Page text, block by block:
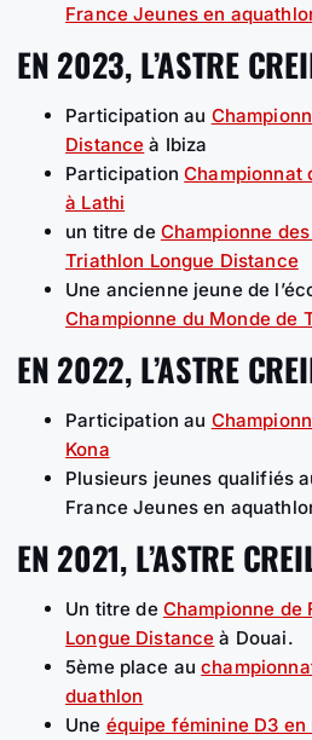
France Jeunes en
EN 2023, L’ASTRE
Participation au
Distance à Ibiza
ParticipationChampionnat
à Lathi
un titre de Championne
Triathlon Longue Distance
Une ancienne jeune de
Championne du Monde de
EN 2022, L’ASTRE
Participation au
Kona
Plusieurs jeunes qualifiés
France Jeunes en
EN 2021, L’ASTRE
Un titre de Championne de
Longue Distance à Douai.
5ème place au
duathlon
Une équipe féminine D3 en